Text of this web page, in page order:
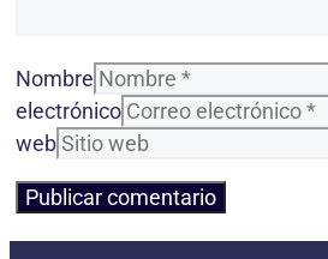
Nombre
electrónico
web